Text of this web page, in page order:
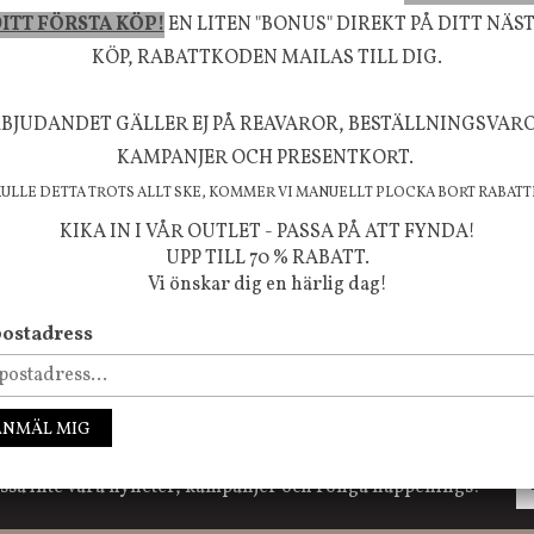
ökar trivsel i ditt hem och ger det lilla extra
FÖLJ OSS PÅ INSTAGRAM @JBHOME
inte våra nyheter, kampanjer och roliga happenings!
FÖRSTA KÖP!EN LITEN "BONUS" DIREKT PÅ DITT
KÖP, RABATTKODEN MAILAS TILL DIG.
GÄLLER EJ PÅ REAVAROR,
KAMPANJER OCH PRESENTKORT.
DETTA TROTS ALLT SKE, KOMMER VI MANUELLT PLOCKA BORT
KIKA IN I VÅR OUTLET - PASSA PÅ ATT FYNDA!
UPP TILL 70 % RABATT.
Vi önskar dig en härlig dag!
MIG